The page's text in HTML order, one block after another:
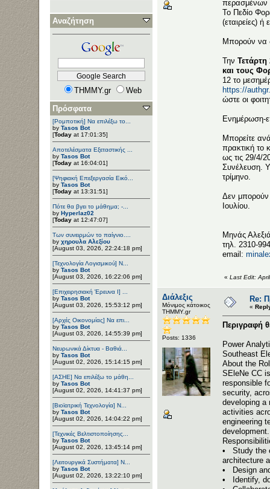
Αναζήτηση
THMMY.gr
Web
Πρόσφατα
[Ρομποτική] Να επιλέξω το...
by Tasos Bot
[Today at 17:01:35]
Αποτελέσματα Εξεταστικής ...
by Tasos Bot
[Today at 16:04:01]
[Ψηφιακή Επεξεργασία Εικό...
by Tasos Bot
[Today at 13:31:51]
Πότε θα βγει το μάθημα; -...
by Hyperlaz02
[Today at 12:47:07]
Των συνειρμών το παίγνιο....
by χηρουλα Αλεξίου
[August 03, 2026, 22:24:18 pm]
[Τεχνολογία Λογισμικού] Ν...
by Tasos Bot
[August 03, 2026, 16:22:06 pm]
[Επιχειρησιακή Έρευνα Ι] ...
by Tasos Bot
[August 03, 2026, 15:53:12 pm]
[Αρχές Οικονομίας] Να επι...
by Tasos Bot
[August 03, 2026, 14:55:39 pm]
Νευρωνικά Δίκτυα - Βαθιά...
by Tasos Bot
[August 02, 2026, 15:14:15 pm]
[ΑΣΗΕ] Να επιλέξω το μάθη...
by Tasos Bot
[August 02, 2026, 14:41:37 pm]
[Βιοϊατρική Τεχνολογία] Ν...
by Tasos Bot
[August 02, 2026, 14:04:22 pm]
[Τεχνικές Βελτιστοποίησης...
by Tasos Bot
[August 02, 2026, 13:45:14 pm]
[Λειτουργικά Συστήματα] Ν...
by Tasos Bot
[August 02, 2026, 13:22:10 pm]
περασμένων
Το Πεδίο
(εταιρείες)
Μπορούν να
Την
και τους
12 το
https://
ώστε οι
Ενημέρωση-
Μπορείτε
πρακτική το
ως τις 29/4/
Συνέλευση.
τρίμηνο.
Δεν μπορούν
Ιουλίου.
Μηνάς
τηλ. 2310-
email:
« Last Edit:
Διάλεξις
Μόνιμος κάτοικος
ΤΗΜΜΥ.gr
Posts: 1336
Re:
«
Περιγραφή
Power
Southeast
About the
SEleNe CC
responsible
security,
developing a
activities
engineering
development.
• Study the
architecture
• Design
• Identify,